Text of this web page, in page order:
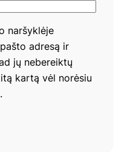
naršyklėje
adresą ir
jų nebereiktų
kartą vėl norėsiu